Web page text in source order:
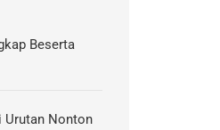
Beserta
Urutan Nonton